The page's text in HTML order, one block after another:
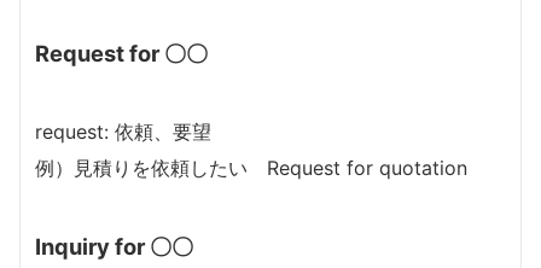
Request for 〇〇
request: 依頼、要望
例）見積りを依頼したい Request for quotation
Inquiry for 〇〇